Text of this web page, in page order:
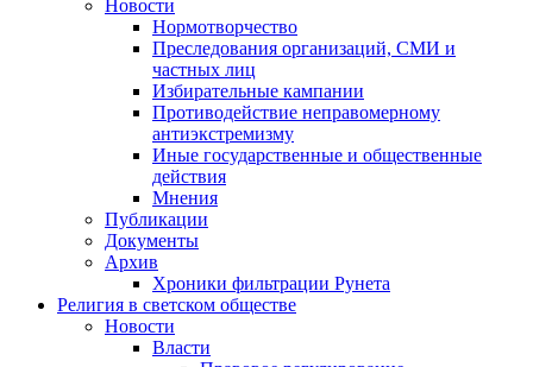
Новости
Нормотворчество
Преследования организаций, СМИ и
частных лиц
Избирательные кампании
Противодействие неправомерному
антиэкстремизму
Иные государственные и общественные
действия
Мнения
Публикации
Документы
Архив
Хроники фильтрации Рунета
Религия в светском обществе
Новости
Власти